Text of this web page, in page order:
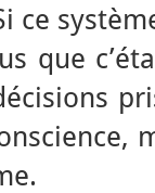
ce
que